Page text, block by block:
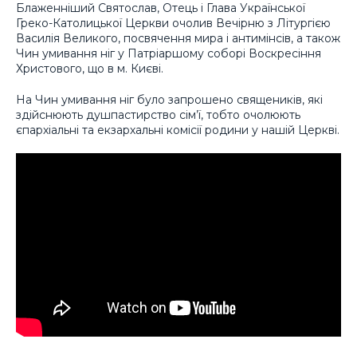
Блаженніший Святослав, Отець і Глава Української
Греко-Католицької Церкви очолив Вечірню з Літургією
Василія Великого, посвячення мира і антимінсів, а також
Чин умивання ніг у Патріаршому соборі Воскресіння
Христового, що в м. Києві.
На Чин умивання ніг було запрошено священиків, які
здійснюють душпастирство сім’ї, тобто очолюють
єпархіальні та екзархальні комісії родини у нашій Церкві.